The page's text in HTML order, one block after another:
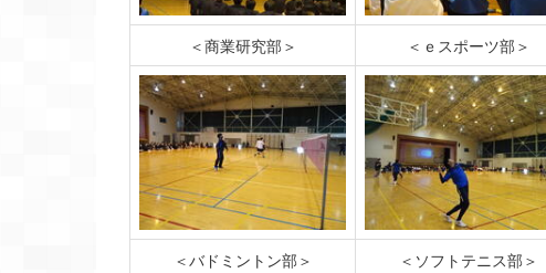
＜商業研究部＞ ＜ｅスポーツ部＞
＜バドミントン部＞ ＜ソフトテニス部＞